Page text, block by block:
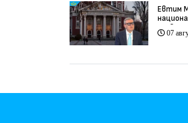
Евтим
07